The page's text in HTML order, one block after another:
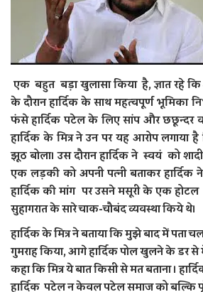
एक बहुत बड़ा खुलासा किया है, ज्ञात रहे कि
के दौरान हार्दिक के साथ महत्‍वपूर्ण भूमिका
फंसे हार्दिक पटेल के लिए सांप और छछून्‍दर
हार्दिक के मित्र ने उन पर यह आरोप लगाया
झूठ बोला। उस दौरान हार्दिक ने स्‍वयं को
एक लड़की को अपनी पत्‍नी बताकर हार्दिक
हार्दिक की मांग पर उसने मसूरी के एक
सुहागरात के सारे चाक-चौबंद व्‍यवस्‍था किये थे।
हार्दिक के मित्र ने बताया कि मुझे बाद में पता
गुमराह किया, आगे हार्दिक पोल खुलने के डर से
कहा कि मित्र ये बात किसी से मत बताना ।
हार्दिक पटेल न केवल पटेल समाज को बल्‍कि